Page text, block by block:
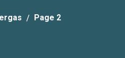
Page 2